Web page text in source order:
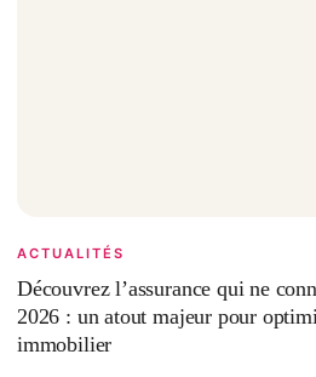
ACTUALITÉS
Découvrez l’assurance qui ne
2026 : un atout majeur pour
immobilier